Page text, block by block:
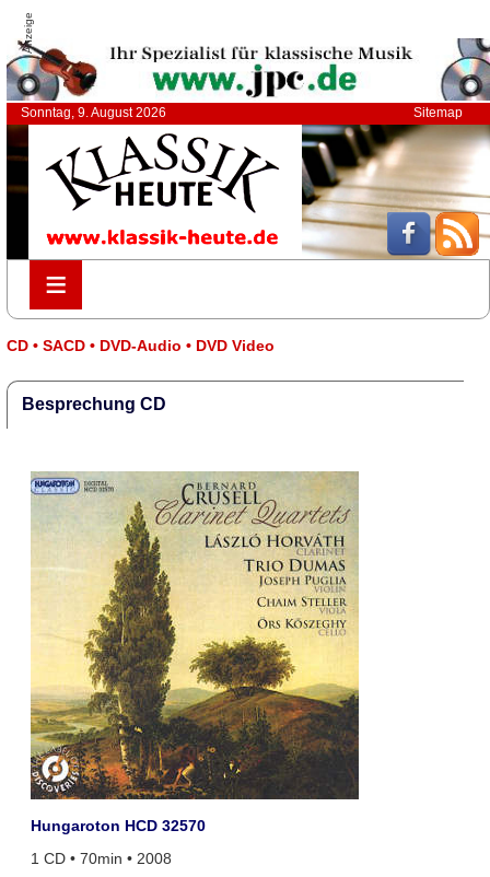
Anzeige
Sonntag, 9. August 2026 Sitemap
≡
≡
CD • SACD • DVD-Audio • DVD Video
Besprechung CD
Hungaroton HCD 32570
1 CD • 70min • 2008